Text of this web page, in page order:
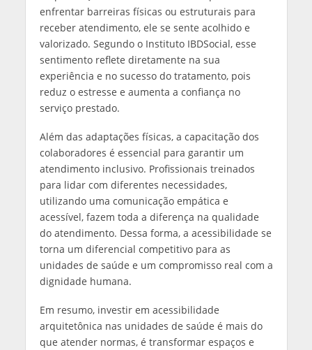
enfrentar barreiras físicas ou estruturais para
receber atendimento, ele se sente acolhido e
valorizado. Segundo o Instituto IBDSocial, esse
sentimento reflete diretamente na sua
experiência e no sucesso do tratamento, pois
reduz o estresse e aumenta a confiança no
serviço prestado.
Além das adaptações físicas, a capacitação dos
colaboradores é essencial para garantir um
atendimento inclusivo. Profissionais treinados
para lidar com diferentes necessidades,
utilizando uma comunicação empática e
acessível, fazem toda a diferença na qualidade
do atendimento. Dessa forma, a acessibilidade se
torna um diferencial competitivo para as
unidades de saúde e um compromisso real com a
dignidade humana.
Em resumo, investir em acessibilidade
arquitetônica nas unidades de saúde é mais do
que atender normas, é transformar espaços e